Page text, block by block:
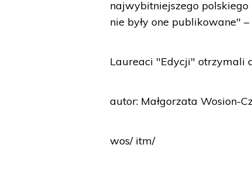
najwybitniejszego
nie były one publikowane"
Laureaci "Edycji" otrzymali
autor: Małgorzata Wosion-
wos/ itm/